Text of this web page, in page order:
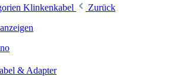
Klinkenkabel
Zurück
& Adapter